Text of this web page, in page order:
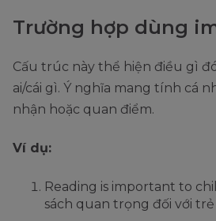
Trường hợp dùng
Cấu trúc này thể hiện điều gì
ai/cái gì. Ý nghĩa mang tính cá
nhận hoặc quan điểm.
Ví dụ:
Reading is important to
sách quan trọng đối với trẻ